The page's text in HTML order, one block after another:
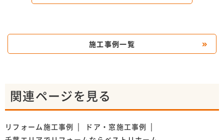
施工事例一覧
関連ページを見る
リフォーム施工事例
ドア・窓施工事例